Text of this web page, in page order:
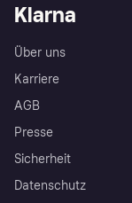
Klarna
Über uns
Karriere
AGB
Presse
Sicherheit
Datenschutz